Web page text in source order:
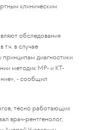
клиническим
обследования
в случае
принципам диагностики
методик МР- и КТ-
- сообщил
тесно работающих
врач-рентгенолог,